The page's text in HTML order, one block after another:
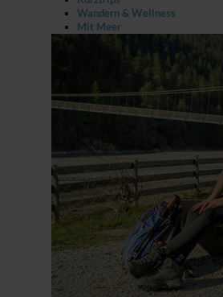
Wandern & Wellness
Mit Meer